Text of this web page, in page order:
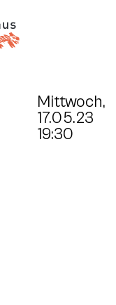
Mittwoch,
17.05.23
19:30